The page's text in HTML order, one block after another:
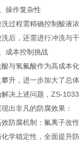
操作复杂性
洗过程需精确控制酸液
洗后，还需进行冲洗与
成本控制挑战
酸与氢氟酸作为高成本
攀升，进一步加大了总体
解决上述问题，ZS-1033
现出非凡的防腐效果：
效防腐机制：氟离子改
学稳定性，全面提升防